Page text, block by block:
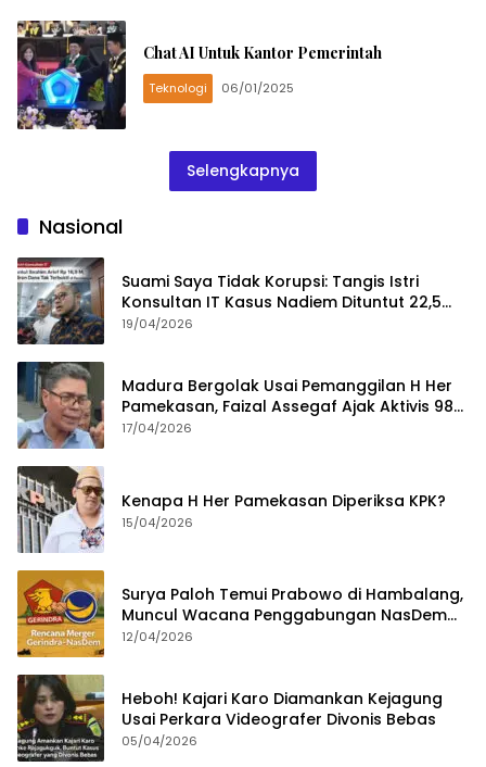
Chat AI Untuk Kantor Pemerintah
Teknologi 06/01/2025
Selengkapnya
Nasional
Suami Saya Tidak Korupsi: Tangis Istri
Konsultan IT Kasus Nadiem Dituntut 22,5
Tahun
19/04/2026
Madura Bergolak Usai Pemanggilan H Her
Pamekasan, Faizal Assegaf Ajak Aktivis 98
Bongkar Permainan KPK
17/04/2026
Kenapa H Her Pamekasan Diperiksa KPK?
15/04/2026
Surya Paloh Temui Prabowo di Hambalang,
Muncul Wacana Penggabungan NasDem
dan Gerindra
12/04/2026
Heboh! Kajari Karo Diamankan Kejagung
Usai Perkara Videografer Divonis Bebas
05/04/2026